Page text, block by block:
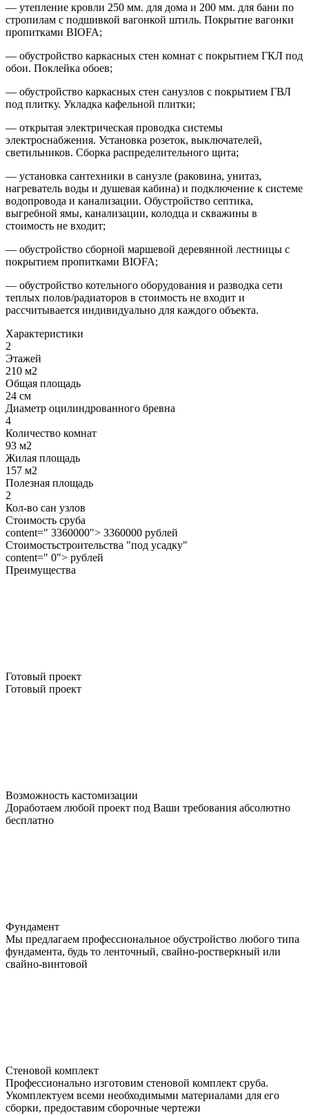
— утепление кровли 250 мм. для дома и 200 мм. для бани по
стропилам с подшивкой вагонкой штиль. Покрытие вагонки
пропитками BIOFA;
— обустройство каркасных стен комнат с покрытием ГКЛ под
обои. Поклейка обоев;
— обустройство каркасных стен санузлов с покрытием ГВЛ
под плитку. Укладка кафельной плитки;
— открытая электрическая проводка системы
электроснабжения. Установка розеток, выключателей,
светильников. Сборка распределительного щита;
— установка сантехники в санузле (раковина, унитаз,
нагреватель воды и душевая кабина) и подключение к системе
водопровода и канализации. Обустройство септика,
выгребной ямы, канализации, колодца и скважины в
стоимость не входит;
— обустройство сборной маршевой деревянной лестницы с
покрытием пропитками BIOFA;
— обустройство котельного оборудования и разводка сети
теплых полов/радиаторов в стоимость не входит и
рассчитывается индивидуально для каждого объекта.
Характеристики
2
Этажей
210 м2
Общая площадь
24 см
Диаметр оцилиндрованного бревна
4
Количество комнат
93 м2
Жилая площадь
157 м2
Полезная площадь
2
Кол-во сан узлов
Стоимость сруба
content=" 3360000"> 3360000 рублей
Стоимостьстроительства "под усадку"
content=" 0"> рублей
Преимущества
Готовый проект
Готовый проект
Возможность кастомизации
Доработаем любой проект под Ваши требования абсолютно
бесплатно
Фундамент
Мы предлагаем профессиональное обустройство любого типа
фундамента, будь то ленточный, свайно-ростверкный или
свайно-винтовой
Стеновой комплект
Профессионально изготовим стеновой комплект сруба.
Укомплектуем всеми необходимыми материалами для его
сборки, предоставим сборочные чертежи